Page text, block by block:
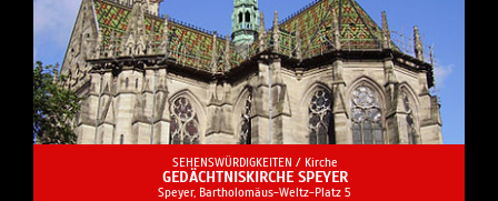
SEHENSWÜRDIGKEITEN / Kirche
GEDÄCHTNISKIRCHE SPEYER
Speyer, Bartholomäus-Weltz-Platz 5